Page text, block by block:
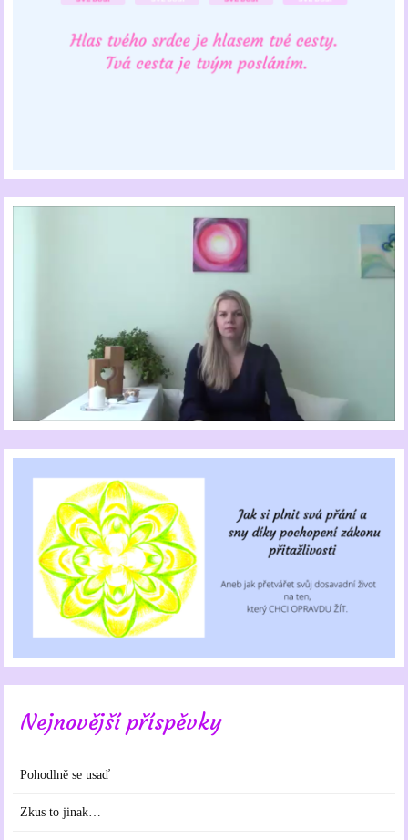
Nejnovější příspěvky
Pohodlně se usaď
Zkus to jinak…